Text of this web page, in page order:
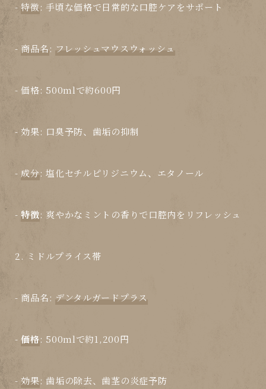
-特徴: 手頃な価格で日常的な口腔ケアをサポート
- 商品名: フレッシュマウスウォッシュ
-価格: 500mlで約600円
-効果: 口臭予防、歯垢の抑制
- 成分: 塩化セチルピリジニウム、エタノール
-特徴: 爽やかなミントの香りで口腔内をリフレッシュ
2. ミドルプライス帯
- 商品名: デンタルガードプラス
-価格: 500mlで約1,200円
-効果: 歯垢の除去、歯茎の炎症予防